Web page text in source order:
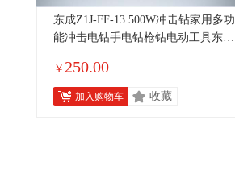
东成Z1J-FF-13 500W冲击钻家用多功
能冲击电钻手电钻枪钻电动工具东城
￥ 250.00
加入购物车 收藏